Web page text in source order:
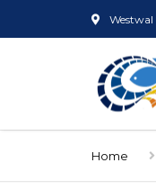
Westwal
Home